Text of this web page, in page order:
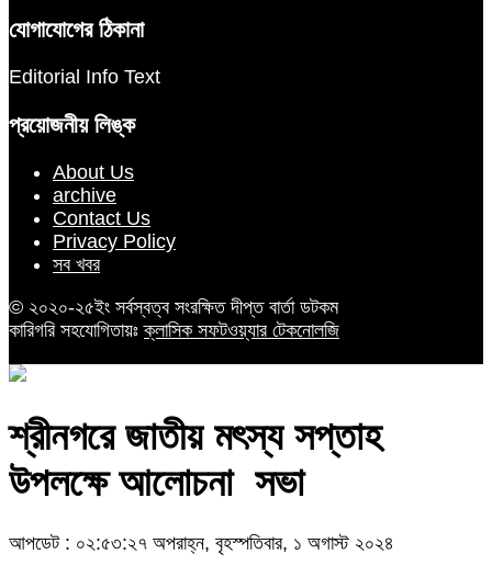
যোগাযোগের ঠিকানা
Editorial Info Text
প্রয়োজনীয় লিঙ্ক
About Us
archive
Contact Us
Privacy Policy
সব খবর
© ২০২০-২৫ইং সর্বস্বত্ব সংরক্ষিত দীপ্ত বার্তা ডটকম
কারিগরি সহযোগিতায়ঃক্লাসিক সফটওয়্যার টেকনোলজি
শ্রীনগরে জাতীয় মৎস্য সপ্তাহ
উপলক্ষে আলোচনা সভা
আপডেট : ০২:৫৩:২৭ অপরাহ্ন, বৃহস্পতিবার, ১ অগাস্ট ২০২৪